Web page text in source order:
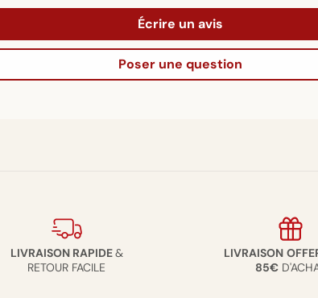
Écrire un avis
Poser une question
LIVRAISON RAPIDE&
RETOUR FACILE
LIVRAISON
85€